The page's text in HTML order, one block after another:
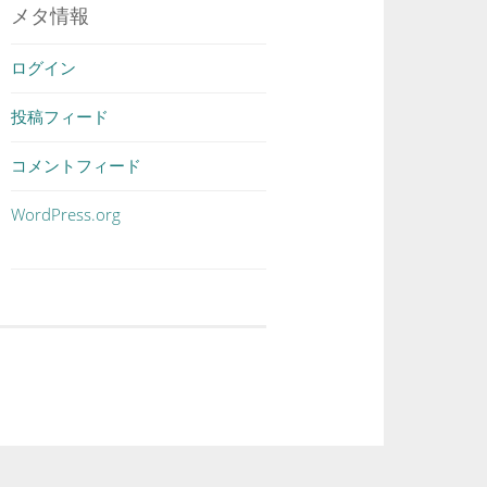
メタ情報
ログイン
投稿フィード
コメントフィード
WordPress.org